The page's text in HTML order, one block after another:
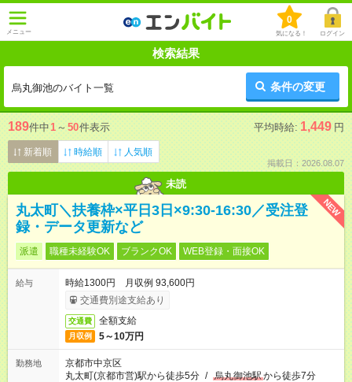
メニュー
0
気になる！ ログイン
検索結果
烏丸御池のバイト一覧 条件の変更
189件中1 ～ 50件表示 平均時給: 1,449 円
新着順 時給順 人気順
掲載日：2026.08.07
未読
NEW
丸太町＼扶養枠×平日3日×9:30-16:30／受注登
録・データ更新など
派遣 職種未経験OK ブランクOK WEB登録・面接OK
給与
時給1300円 月収例 93,600円
交通費別途支給あり
交通費 全額支給
月収例 5～10万円
勤務地
京都市中京区
丸太町(京都市営)駅から徒歩5分 / 烏丸御池駅から徒歩7分